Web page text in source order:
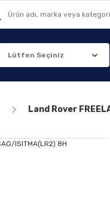
Land Rover